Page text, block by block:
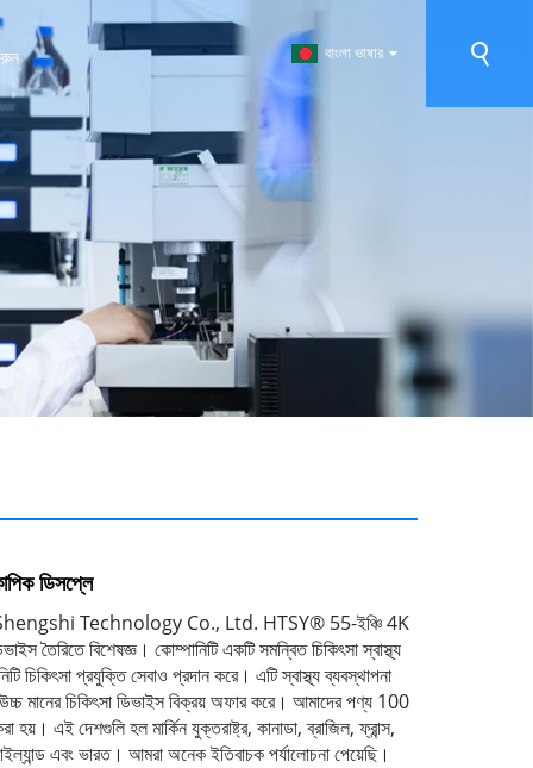
বাংলা ভাষার
ডিসপ্লে
Technology Co., Ltd. HTSY® 55-ইঞ্চি 4K
তৈরিতে বিশেষজ্ঞ। কোম্পানিটি একটি সমন্বিত চিকিৎসা স্বাস্থ্য
চিকিৎসা প্রযুক্তি সেবাও প্রদান করে। এটি স্বাস্থ্য ব্যবস্থাপনা
মানের চিকিৎসা ডিভাইস বিক্রয় অফার করে। আমাদের পণ্য 100
হয়। এই দেশগুলি হল মার্কিন যুক্তরাষ্ট্র, কানাডা, ব্রাজিল, ফ্রান্স,
এবং ভারত। আমরা অনেক ইতিবাচক পর্যালোচনা পেয়েছি।